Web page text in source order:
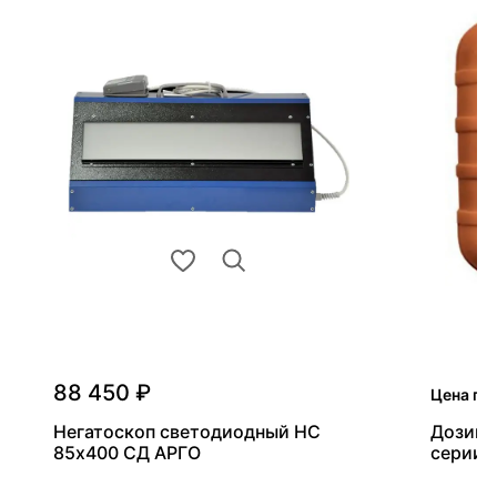
88 450 ₽
Негатоскоп светодиодный НС
85х400 СД АРГО
Цена по
серии